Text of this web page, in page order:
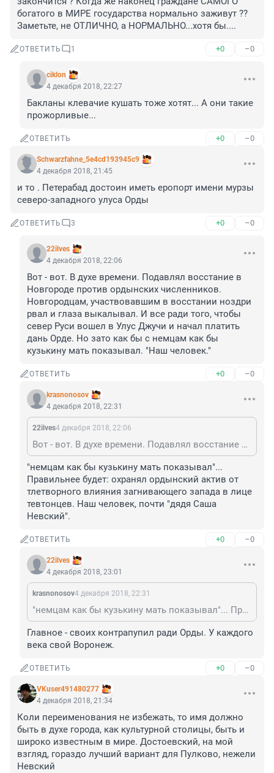
богатого в МИРЕ государства нормально заживут ??
Заметьте, не ОТЛИЧНО, а НОРМАЛЬНО...хотя бы....
ОТВЕТИТЬ 1 +0 –0
ciklon
4 декабря 2018, 22:27
Бакланы клевачие кушать тоже хотят... А они такие
прожорливые...
ОТВЕТИТЬ +0 –0
Schwarzfahne_5e4cd193945c9
4 декабря 2018, 21:45
и то . Петерабад достоин иметь еропорт имени мурзы
северо-западного улуса Орды
ОТВЕТИТЬ 3 +0 –0
22ilves
4 декабря 2018, 22:06
Вот - вот. В духе времени. Подавлял восстание в
Новгороде против ордынских численников.
Новгородцам, участвовавшим в восстании ноздри
рвал и глаза выкалывал. И все ради того, чтобы
север Руси вошел в Улус Джучи и начал платить
дань Орде. Но зато как бы с немцам как бы
кузькину мать показывал. "Наш человек."
ОТВЕТИТЬ +0 –0
krasnonosov
4 декабря 2018, 22:31
22ilves4 декабря 2018, 22:06
Вот - вот. В духе времени. Подавлял восстание в Новгороде против ордынских численников. Новгородцам, участвовавшим в восстании ноздри рвал и глаза выкалывал. И все ради того, чтобы север Руси вошел в Улус Джучи и начал платить дань Орде. Но зато как бы с немцам как бы кузькину мать показывал. "Наш человек."
"немцам как бы кузькину мать показывал"...
Правильнее будет: охранял ордынский актив от
тлетворного влияния загнивающего запада в лице
тевтонцев. Наш человек, почти "дядя Саша
Невский".
ОТВЕТИТЬ +0 –0
22ilves
4 декабря 2018, 23:01
krasnonosov4 декабря 2018, 22:31
"немцам как бы кузькину мать показывал"... Правильнее будет: охранял ордынский актив от тлетворного влияния загнивающего запада в лице тевтонцев. Наш человек, почти "дядя Саша Невский".
Главное - своих контрапупил ради Орды. У каждого
века свой Воронеж.
ОТВЕТИТЬ +0 –0
VKuser491480277
4 декабря 2018, 21:34
Коли переименования не избежать, то имя должно
быть в духе города, как культурной столицы, быть и
широко известным в мире. Достоевский, на мой
взгляд, гораздо лучший вариант для Пулково, нежели
Невский